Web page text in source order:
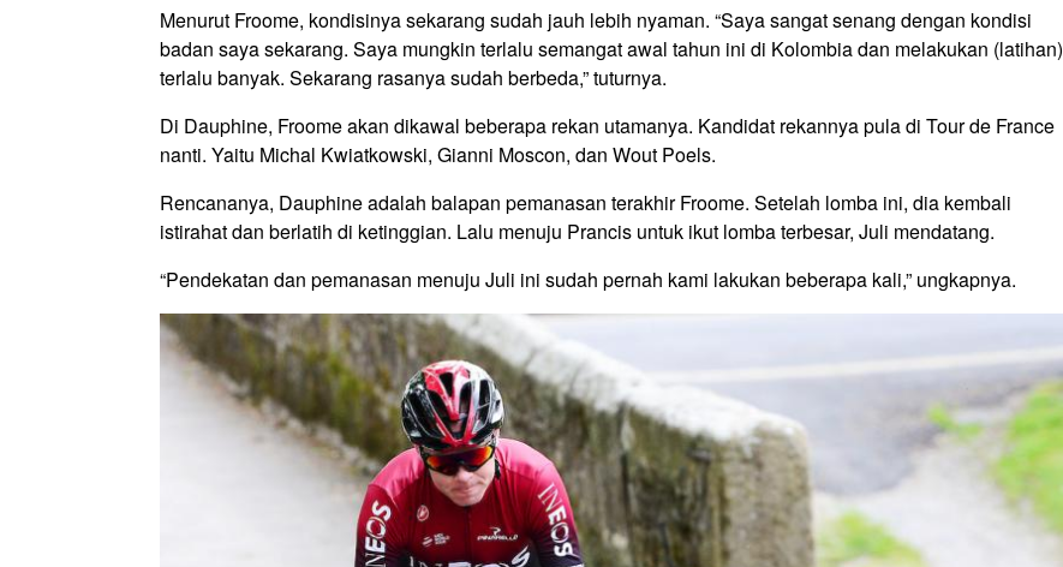
Menurut Froome, kondisinya sekarang sudah jauh lebih nyaman. “Saya sangat senang dengan kondisi
badan saya sekarang. Saya mungkin terlalu semangat awal tahun ini di Kolombia dan melakukan (latihan)
terlalu banyak. Sekarang rasanya sudah berbeda,” tuturnya.
Di Dauphine, Froome akan dikawal beberapa rekan utamanya. Kandidat rekannya pula di Tour de France
nanti. Yaitu Michal Kwiatkowski, Gianni Moscon, dan Wout Poels.
Rencananya, Dauphine adalah balapan pemanasan terakhir Froome. Setelah lomba ini, dia kembali
istirahat dan berlatih di ketinggian. Lalu menuju Prancis untuk ikut lomba terbesar, Juli mendatang.
“Pendekatan dan pemanasan menuju Juli ini sudah pernah kami lakukan beberapa kali,” ungkapnya.